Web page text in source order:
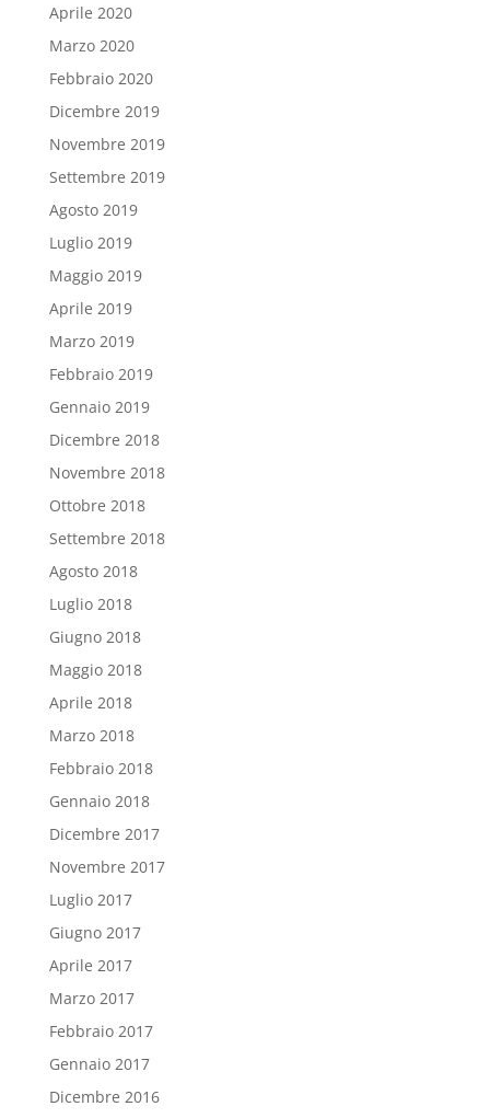
Aprile 2020
Marzo 2020
Febbraio 2020
Dicembre 2019
Novembre 2019
Settembre 2019
Agosto 2019
Luglio 2019
Maggio 2019
Aprile 2019
Marzo 2019
Febbraio 2019
Gennaio 2019
Dicembre 2018
Novembre 2018
Ottobre 2018
Settembre 2018
Agosto 2018
Luglio 2018
Giugno 2018
Maggio 2018
Aprile 2018
Marzo 2018
Febbraio 2018
Gennaio 2018
Dicembre 2017
Novembre 2017
Luglio 2017
Giugno 2017
Aprile 2017
Marzo 2017
Febbraio 2017
Gennaio 2017
Dicembre 2016